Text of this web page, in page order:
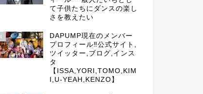
て子供たちにダンスの楽し
さを教えたい
DAPUMP現在のメンバー
プロフィール‼公式サイト,
ツイッター,ブログ,インス
タ
【ISSA,YORI,TOMO,KIM
I,U-YEAH,KENZO】